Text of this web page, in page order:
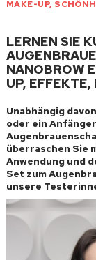
MAKE-UP,
LERNEN SIE
NANOBROW
UP,
Unabhängig
oder ein
überraschen Sie
Anwendung und
Set zum
unsere